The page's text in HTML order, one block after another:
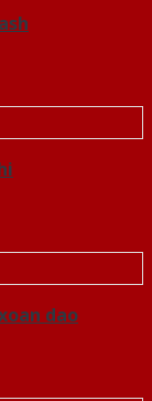
dao